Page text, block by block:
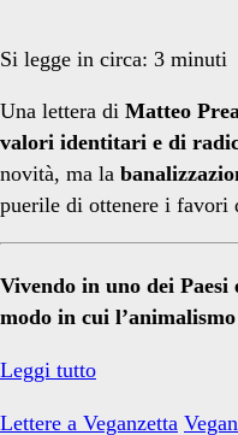
Si legge in circa: 3 minuti
Una lettera di Matteo
valori identitari e di
novità, ma la
puerile di ottenere i favori
Vivendo in uno dei
modo in cui
Leggi tuttoSul
Lettere a Veganzetta